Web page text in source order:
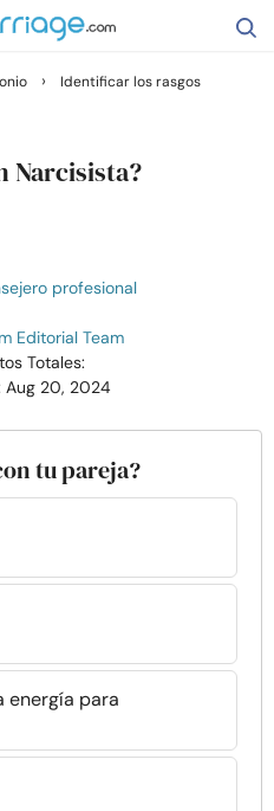
ES
›
Identificar los rasgos
Narcisista?
profesional
Editorial Team
Totales:
Aug 20, 2024
tu pareja?
energía para